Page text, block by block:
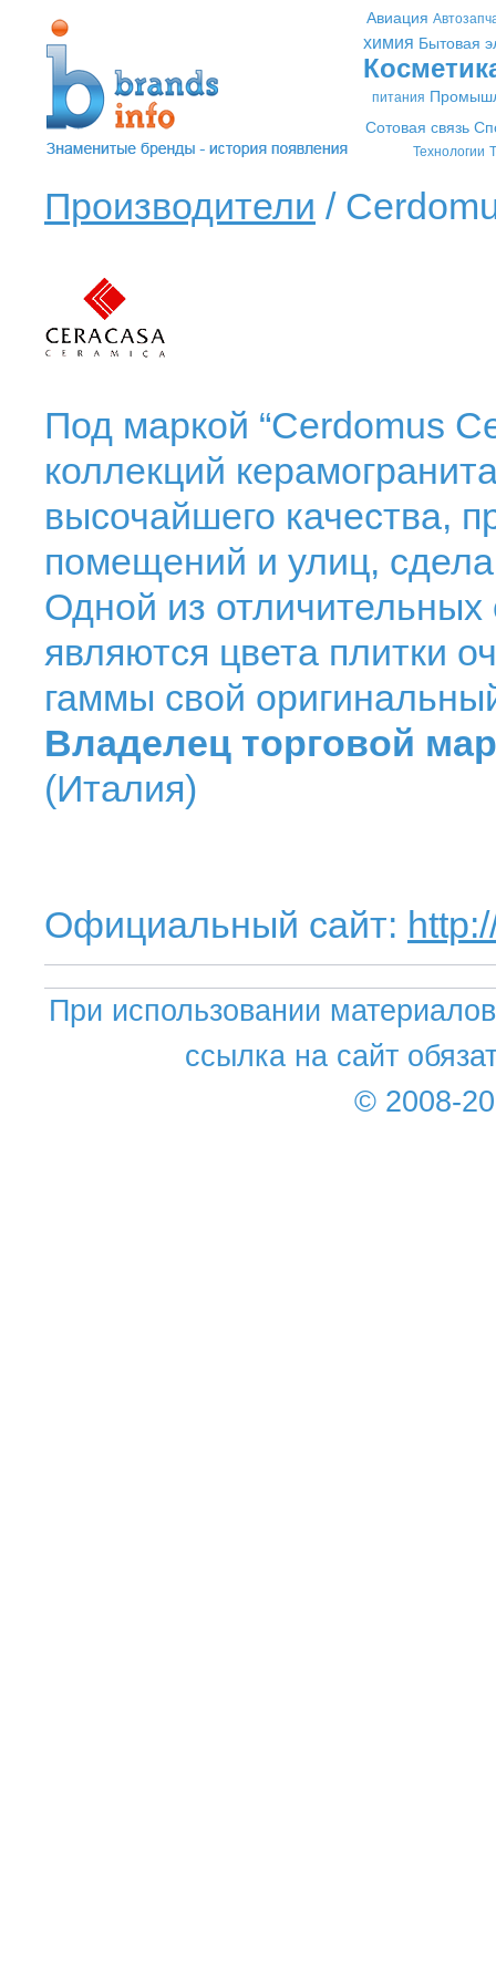
Авиация
химия Бытовая
питания
Сотовая связь
Технологии
Производители /
Под маркой “Cerdomus
коллекций
высочайшего качества,
помещений и улиц,
Одной из
являются цвета плитки
гаммы свой
Владелец торговой
(Италия)
Официальный сайт:
При использовании
ссылка на сайт
© 2008-